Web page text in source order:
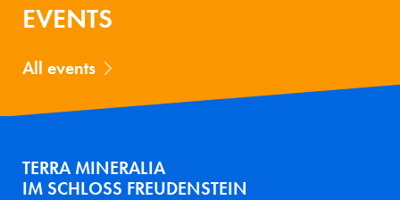
EVENTS
All events
TERRA MINERALIA
IM SCHLOSS FREUDENSTEIN